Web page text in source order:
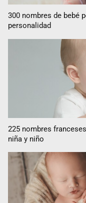
300 nombres de bebé
personalidad
225 nombres
niña y niño